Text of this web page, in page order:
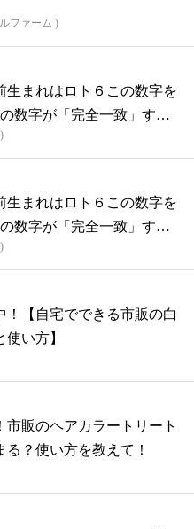
ファーム )
生まれはロト６この数字を
数字が「完全一致」する
生まれはロト６この数字を
数字が「完全一致」する
！【自宅でできる市販の白
い方】
市販のヘアカラートリート
る？使い方を教えて！